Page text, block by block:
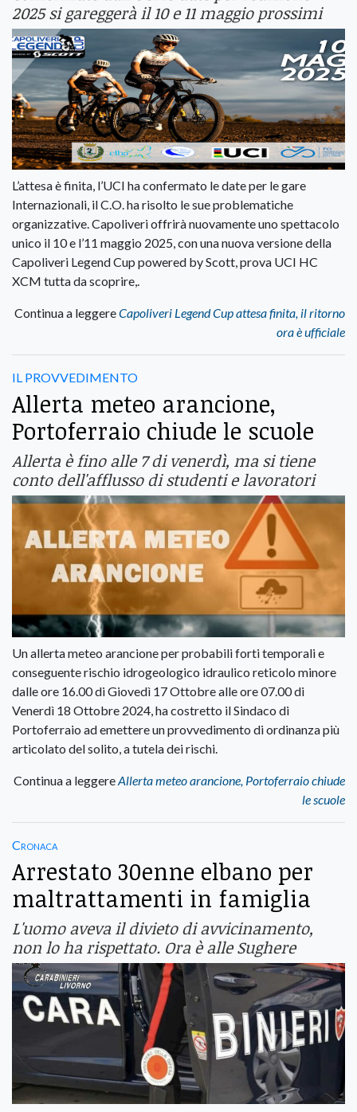
2025 si gareggerà il 10 e 11 maggio prossimi
L’attesa è finita, l’UCI ha confermato le date per le gare
Internazionali, il C.O. ha risolto le sue problematiche
organizzative. Capoliveri offrirà nuovamente uno spettacolo
unico il 10 e l’11 maggio 2025, con una nuova versione della
Capoliveri Legend Cup powered by Scott, prova UCI HC
XCM tutta da scoprire,.
Continua a leggereCapoliveri Legend Cup attesa finita, il ritorno
ora è ufficiale
IL PROVVEDIMENTO
Allerta meteo arancione,
Portoferraio chiude le scuole
Allerta è fino alle 7 di venerdì, ma si tiene
conto dell'afflusso di studenti e lavoratori
Un allerta meteo arancione per probabili forti temporali e
conseguente rischio idrogeologico idraulico reticolo minore
dalle ore 16.00 di Giovedì 17 Ottobre alle ore 07.00 di
Venerdì 18 Ottobre 2024, ha costretto il Sindaco di
Portoferraio ad emettere un provvedimento di ordinanza più
articolato del solito, a tutela dei rischi.
Continua a leggereAllerta meteo arancione, Portoferraio chiude
le scuole
Cronaca
Arrestato 30enne elbano per
maltrattamenti in famiglia
L'uomo aveva il divieto di avvicinamento,
non lo ha rispettato. Ora è alle Sughere